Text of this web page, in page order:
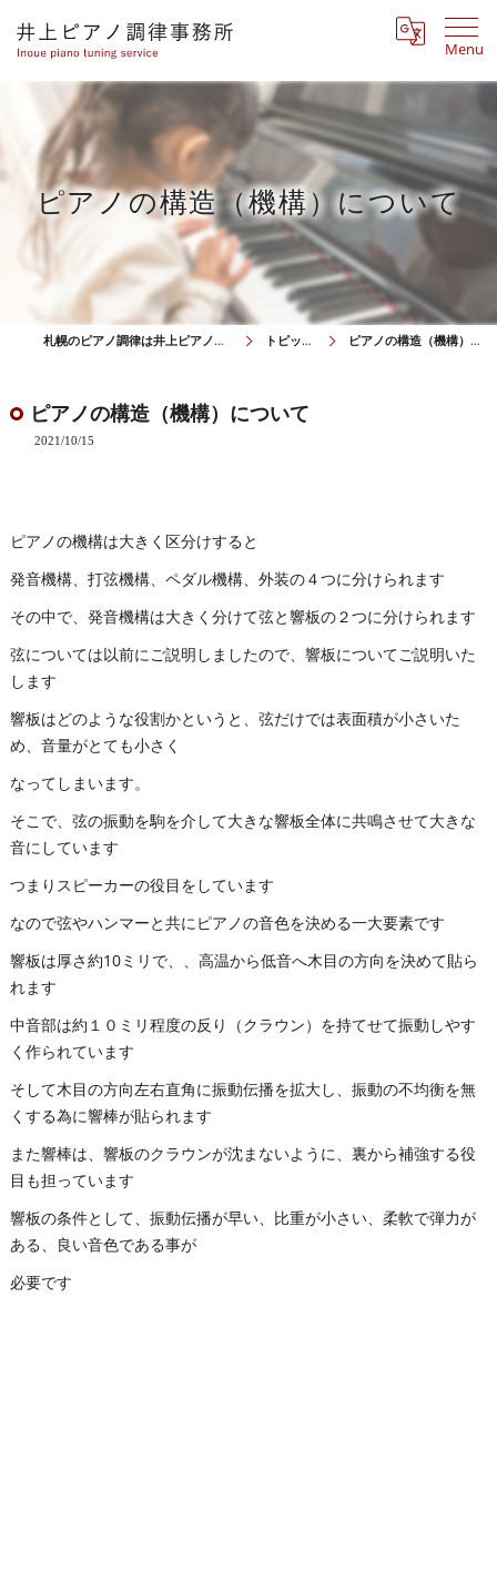
Menu
ピアノの構造（機構）について
札幌のピアノ調律は井上ピアノ調律事務所 トピックス ピアノの構造（機構）について
ピアノの構造（機構）について
2021/10/15
ピアノの機構は大きく区分けすると
発音機構、打弦機構、ペダル機構、外装の４つに分けられます
その中で、発音機構は大きく分けて弦と響板の２つに分けられます
弦については以前にご説明しましたので、響板についてご説明いた
します
響板はどのような役割かというと、弦だけでは表面積が小さいた
め、音量がとても小さく
なってしまいます。
そこで、弦の振動を駒を介して大きな響板全体に共鳴させて大きな
音にしています
つまりスピーカーの役目をしています
なので弦やハンマーと共にピアノの音色を決める一大要素です
響板は厚さ約10ミリで、、高温から低音へ木目の方向を決めて貼ら
れます
中音部は約１０ミリ程度の反り（クラウン）を持てせて振動しやす
く作られています
そして木目の方向左右直角に振動伝播を拡大し、振動の不均衡を無
くする為に響棒が貼られます
また響棒は、響板のクラウンが沈まないように、裏から補強する役
目も担っています
響板の条件として、振動伝播が早い、比重が小さい、柔軟で弾力が
ある、良い音色である事が
必要です